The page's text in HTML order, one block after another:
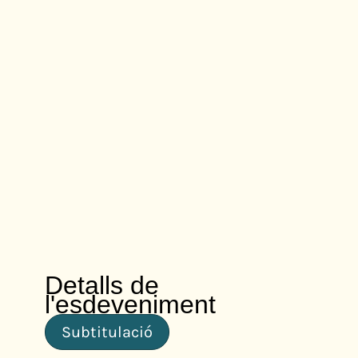
Detalls de
l'esdeveniment
Subtitulació